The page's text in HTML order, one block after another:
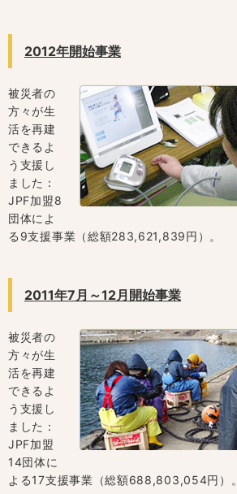
2012年開始事業
被災者の
方々が生
活を再建
できるよ
う支援し
ました：
JPF加盟8
団体によ
る9支援事業（総額283,621,839円）。
2011年7月～12月開始事業
被災者の
方々が生
活を再建
できるよ
う支援し
ました：
JPF加盟
14団体に
よる17支援事業（総額688,803,054円）。